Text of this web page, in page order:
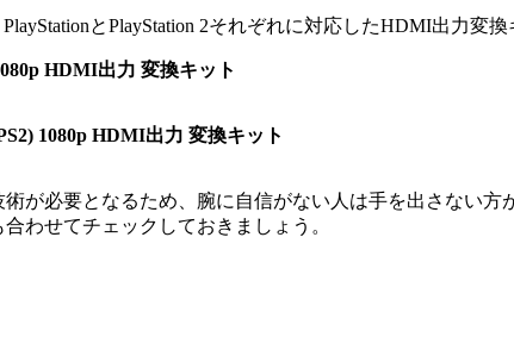
とPlayStation 2それぞれに対応したHDMI出力変
HDMI出力 変換キット
1080p HDMI出力 変換キット
が必要となるため、腕に自信がない人は手を出さない
わせてチェックしておきましょう。